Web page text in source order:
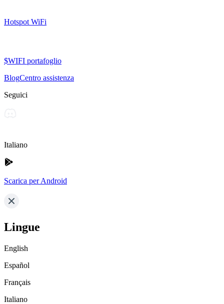
Hotspot WiFi
$WIFI portafoglio
BlogCentro assistenza
Seguici
Italiano
Scarica per Android
Lingue
English
Español
Français
Italiano